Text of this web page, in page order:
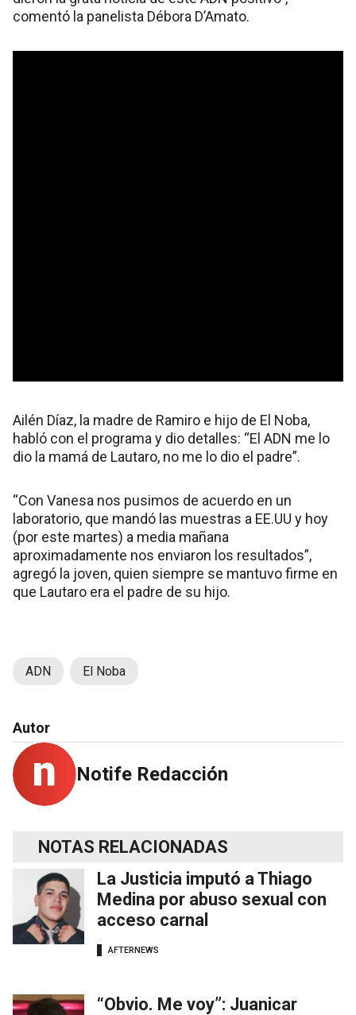
comentó la panelista Débora D’Amato.
Ailén Díaz, la madre de Ramiro e hijo de El Noba,
habló con el programa y dio detalles: “El ADN me lo
dio la mamá de Lautaro, no me lo dio el padre”.
“Con Vanesa nos pusimos de acuerdo en un
laboratorio, que mandó las muestras a EE.UU y hoy
(por este martes) a media mañana
aproximadamente nos enviaron los resultados”,
agregó la joven, quien siempre se mantuvo firme en
que Lautaro era el padre de su hijo.
ADN El Noba
Autor
Notife Redacción
NOTAS RELACIONADAS
La Justicia imputó a Thiago
Medina por abuso sexual con
acceso carnal
AFTERNEWS
“Obvio. Me voy”: Juanicar